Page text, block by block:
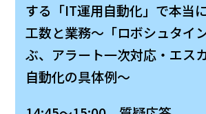
する「IT運用自動化」で本当
工数と業務〜「ロボシュタイ
ぶ、アラート一次対応・エス
自動化の具体例〜